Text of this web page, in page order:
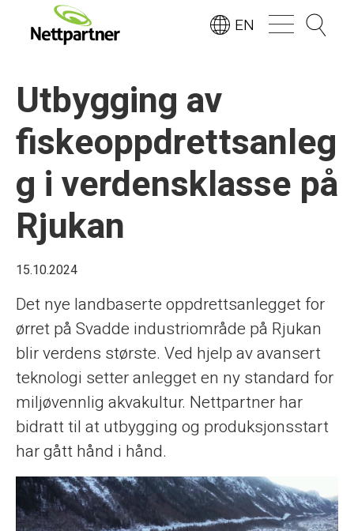
EN
Utbygging av
fiskeoppdrettsanleg
g i verdensklasse på
Rjukan
15.10.2024
Det nye landbaserte oppdrettsanlegget for
ørret på Svadde industriområde på Rjukan
blir verdens største. Ved hjelp av avansert
teknologi setter anlegget en ny standard for
miljøvennlig akvakultur. Nettpartner har
bidratt til at utbygging og produksjonsstart
har gått hånd i hånd.